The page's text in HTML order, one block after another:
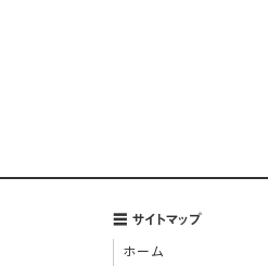
サイトマップ
ホーム